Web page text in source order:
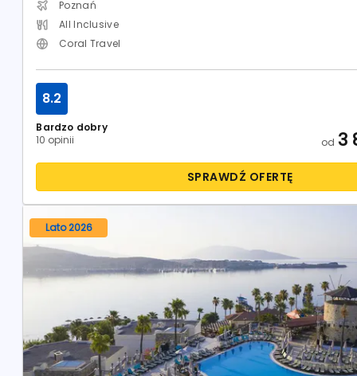
Poznań
All Inclusive
Coral Travel
Bardzo dobry
10 opinii
8.2
od 3
SPRAWDŹ OFERTĘ
Lato 2026